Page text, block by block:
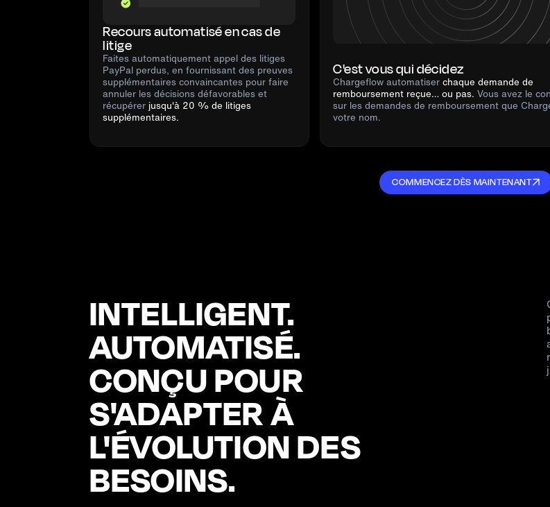
Recours automatisé en cas de
litige
Faites automatiquement appel des litiges
PayPal perdus, en fournissant des preuves
supplémentaires convaincantes pour faire
annuler les décisions défavorables et
récupérer jusqu'à 20 % de litiges
supplémentaires.
C'est vous qui décidez
Chargeflow automatiserchaque demande de
remboursement reçue… ou pas.Vous avez le
sur les demandes de remboursement que
votre nom.
COMMENCEZ DÈS MAINTENANT
INTELLIGENT.
AUTOMATISÉ.
CONÇU POUR
S'ADAPTER À
L'ÉVOLUTION DES
BESOINS.